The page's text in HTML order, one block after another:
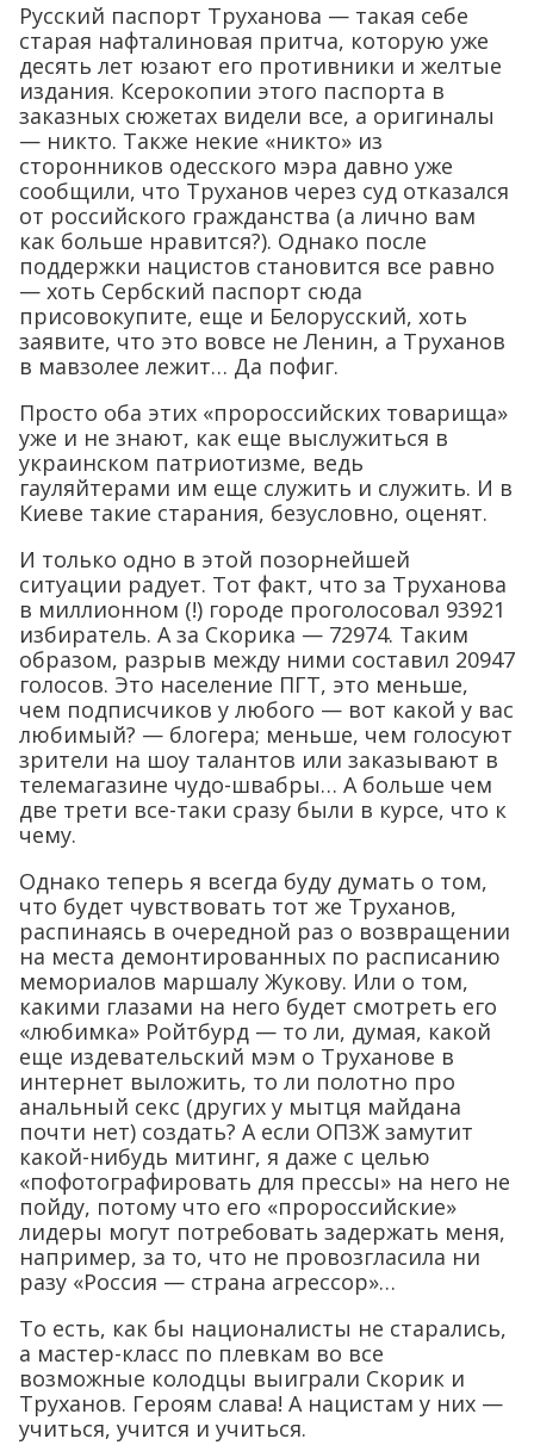
Русский паспорт Труханова — такая себе
старая нафталиновая притча, которую уже
десять лет юзают его противники и желтые
издания. Ксерокопии этого паспорта в
заказных сюжетах видели все, а оригиналы
— никто. Также некие «никто» из
сторонников одесского мэра давно уже
сообщили, что Труханов через суд отказался
от российского гражданства (а лично вам
как больше нравится?). Однако после
поддержки нацистов становится все равно
— хоть Сербский паспорт сюда
присовокупите, еще и Белорусский, хоть
заявите, что это вовсе не Ленин, а Труханов
в мавзолее лежит… Да пофиг.
Просто оба этих «пророссийских товарища»
уже и не знают, как еще выслужиться в
украинском патриотизме, ведь
гауляйтерами им еще служить и служить. И в
Киеве такие старания, безусловно, оценят.
И только одно в этой позорнейшей
ситуации радует. Тот факт, что за Труханова
в миллионном (!) городе проголосовал 93921
избиратель. А за Скорика — 72974. Таким
образом, разрыв между ними составил 20947
голосов. Это население ПГТ, это меньше,
чем подписчиков у любого — вот какой у вас
любимый? — блогера; меньше, чем голосуют
зрители на шоу талантов или заказывают в
телемагазине чудо-швабры… А больше чем
две трети все-таки сразу были в курсе, что к
чему.
Однако теперь я всегда буду думать о том,
что будет чувствовать тот же Труханов,
распинаясь в очередной раз о возвращении
на места демонтированных по расписанию
мемориалов маршалу Жукову. Или о том,
какими глазами на него будет смотреть его
«любимка» Ройтбурд — то ли, думая, какой
еще издевательский мэм о Труханове в
интернет выложить, то ли полотно про
анальный секс (других у мытця майдана
почти нет) создать? А если ОПЗЖ замутит
какой-нибудь митинг, я даже с целью
«пофотографировать для прессы» на него не
пойду, потому что его «пророссийские»
лидеры могут потребовать задержать меня,
например, за то, что не провозгласила ни
разу «Россия — страна агрессор»…
То есть, как бы националисты не старались,
а мастер-класс по плевкам во все
возможные колодцы выиграли Скорик и
Труханов. Героям слава! А нацистам у них —
учиться, учится и учиться.